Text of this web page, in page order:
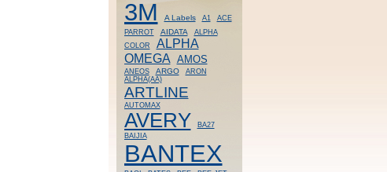
3M A Labels A1
ACE
PARROT
AIDATA
ALPHA
COLOR
ALPHA
OMEGA AMOS
ANEOS ARGO
ARON
ALPHA(AA)
ARTLINE
AUTOMAX
AVERY
BA27
BAIJIA
BANTEX